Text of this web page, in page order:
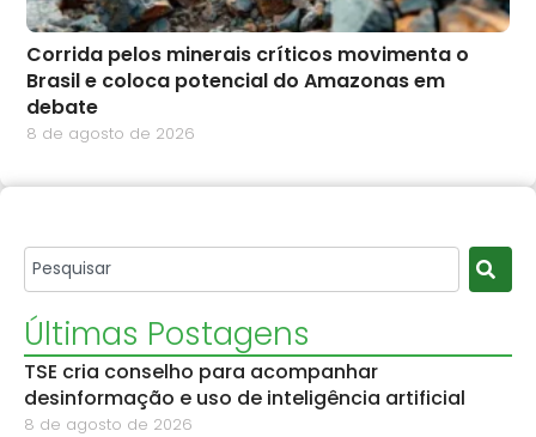
Corrida pelos minerais críticos movimenta o
Brasil e coloca potencial do Amazonas em
debate
8 de agosto de 2026
Últimas Postagens
TSE cria conselho para acompanhar
desinformação e uso de inteligência artificial
8 de agosto de 2026